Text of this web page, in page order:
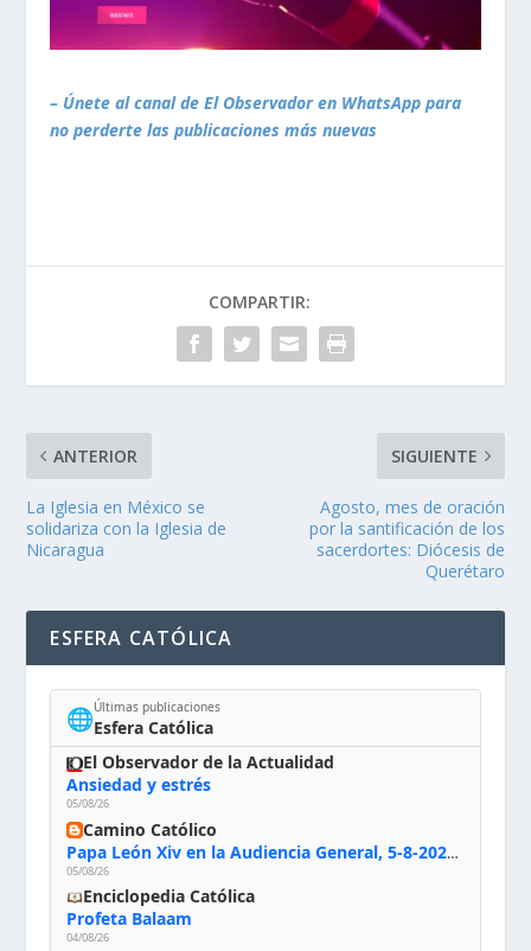
– Únete al canal de El Observador en WhatsApp para
no perderte las publicaciones más nuevas
COMPARTIR:
ANTERIOR
La Iglesia en México se
solidariza con la Iglesia de
Nicaragua
SIGUIENTE
Agosto, mes de oración
por la santificación de los
sacerdortes: Diócesis de
Querétaro
ESFERA CATÓLICA
🌐Últimas publicaciones
Esfera Católica
El Observador de la Actualidad
Ansiedad y estrés
05/08/26
Camino Católico
Papa León Xiv en la Audiencia General, 5-8-2026: «Dios en el primer puesto; la oración, nuestra primera obligación; la liturgia, la primera fuente de la vida divina que se nos comunica, la primera escuela de nuestra vida espiritual»
05/08/26
Enciclopedia Católica
Profeta Balaam
04/08/26